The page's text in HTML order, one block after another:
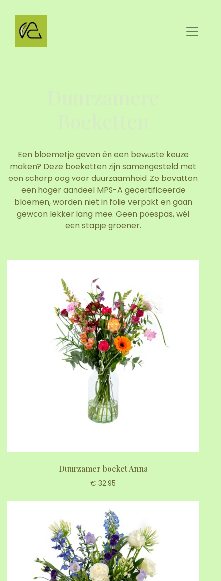
Een bloemetje geven én een bewuste keuze
maken? Deze boeketten zijn samengesteld met
een scherp oog voor duurzaamheid. Ze bevatten
een hoger aandeel MPS-A gecertificeerde
bloemen, worden niet in folie verpakt en gaan
gewoon lekker lang mee. Geen poespas, wél
een stapje groener.
Duurzamer boeket Anna
€ 32.95